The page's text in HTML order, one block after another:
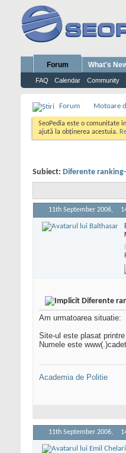
Forum
FAQ Calendar Community
What's
Forum Motoare
SeoPedia este o comunitate
ajută la obținerea acestuia.
Subiect: Diferente
11th September 2006,
Diferente
Am urmatoarea situatie:
Site-ul este plasat
Numele este
Academia de Politie
11th September 2006,